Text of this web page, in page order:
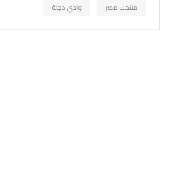
منتخب مصر
وادي دجلة